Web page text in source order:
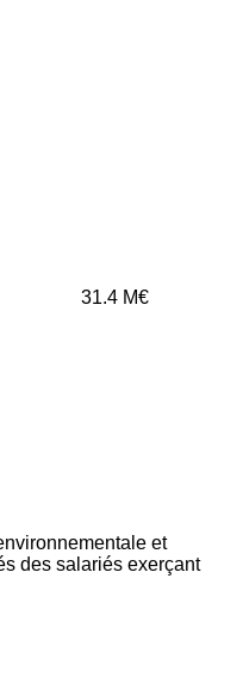
31.4 M€
et
des salariés exerçant